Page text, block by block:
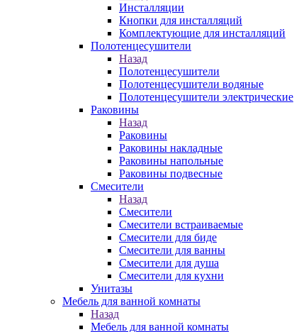
Инсталляции
Кнопки для инсталляций
Комплектующие для инсталляций
Полотенцесушители
Назад
Полотенцесушители
Полотенцесушители водяные
Полотенцесушители электрические
Раковины
Назад
Раковины
Раковины накладные
Раковины напольные
Раковины подвесные
Смесители
Назад
Смесители
Смесители встраиваемые
Смесители для биде
Смесители для ванны
Смесители для душа
Смесители для кухни
Унитазы
Мебель для ванной комнаты
Назад
Мебель для ванной комнаты